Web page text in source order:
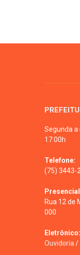
Segunda a
17:00h
Telefone:
(75) 3443-
Rua 12 de
000
Eletrônico:
Ouvidoria /